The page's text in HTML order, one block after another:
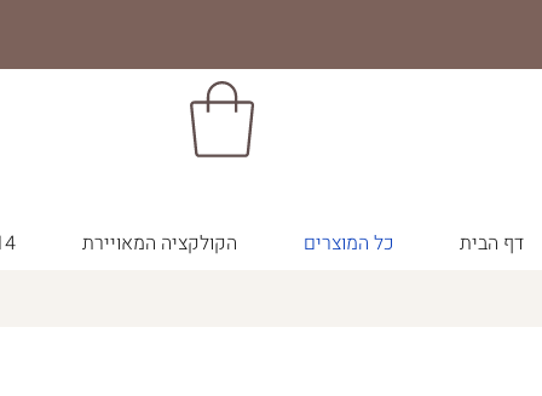
דף הבית כל המוצרים הקולקציה המאויירת 14 צבעי